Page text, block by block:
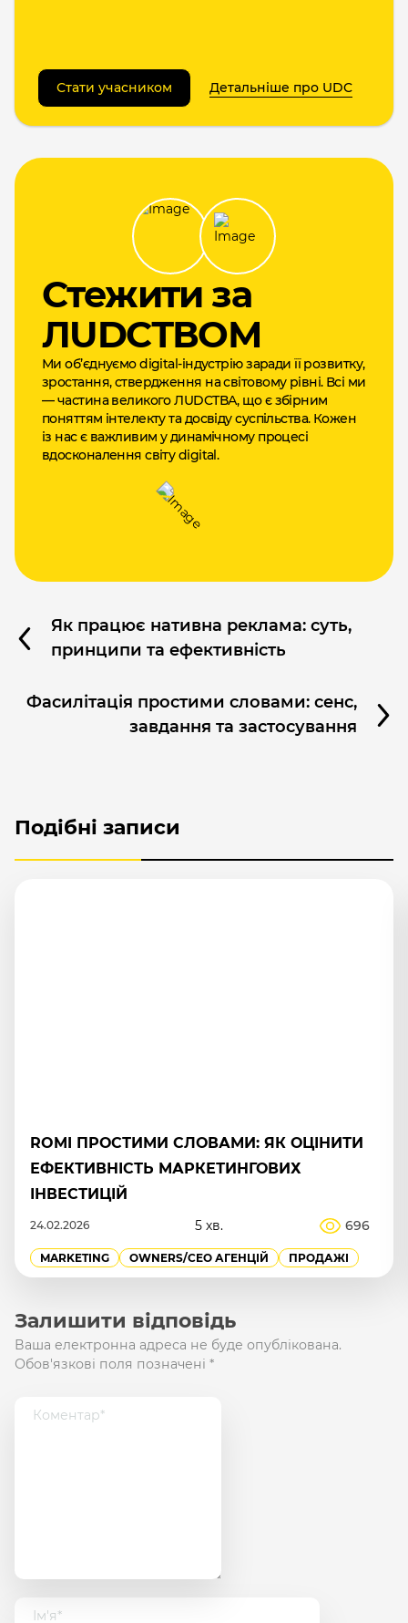
Стати учасником Детальніше про UDC
Cтежити за
ЛUDCТВОМ
Ми об’єднуємо digital-індустрію заради її розвитку,
зростання, ствердження на світовому рівні. Всі ми
— частина великого ЛUDCТВА, що є збірним
поняттям інтелекту та досвіду суспільства. Кожен
із нас є важливим у динамічному процесі
вдосконалення світу digital.
Як працює нативна реклама: суть,
принципи та ефективність
Фасилітація простими словами: сенс,
завдання та застосування
Подібні записи
НАВІЩО КОМПАНІЇ ГАЙДЛАЙН І ЯК ВІН
ДОПОМАГАЄ У РОБОТІ
23.12.2025
MANAGEMENT OWNERS/СEO АГЕНЦІЙ
Залишити відповідь
Ваша електронна адреса не буде опублікована.
Обов'язкові поля позначені *